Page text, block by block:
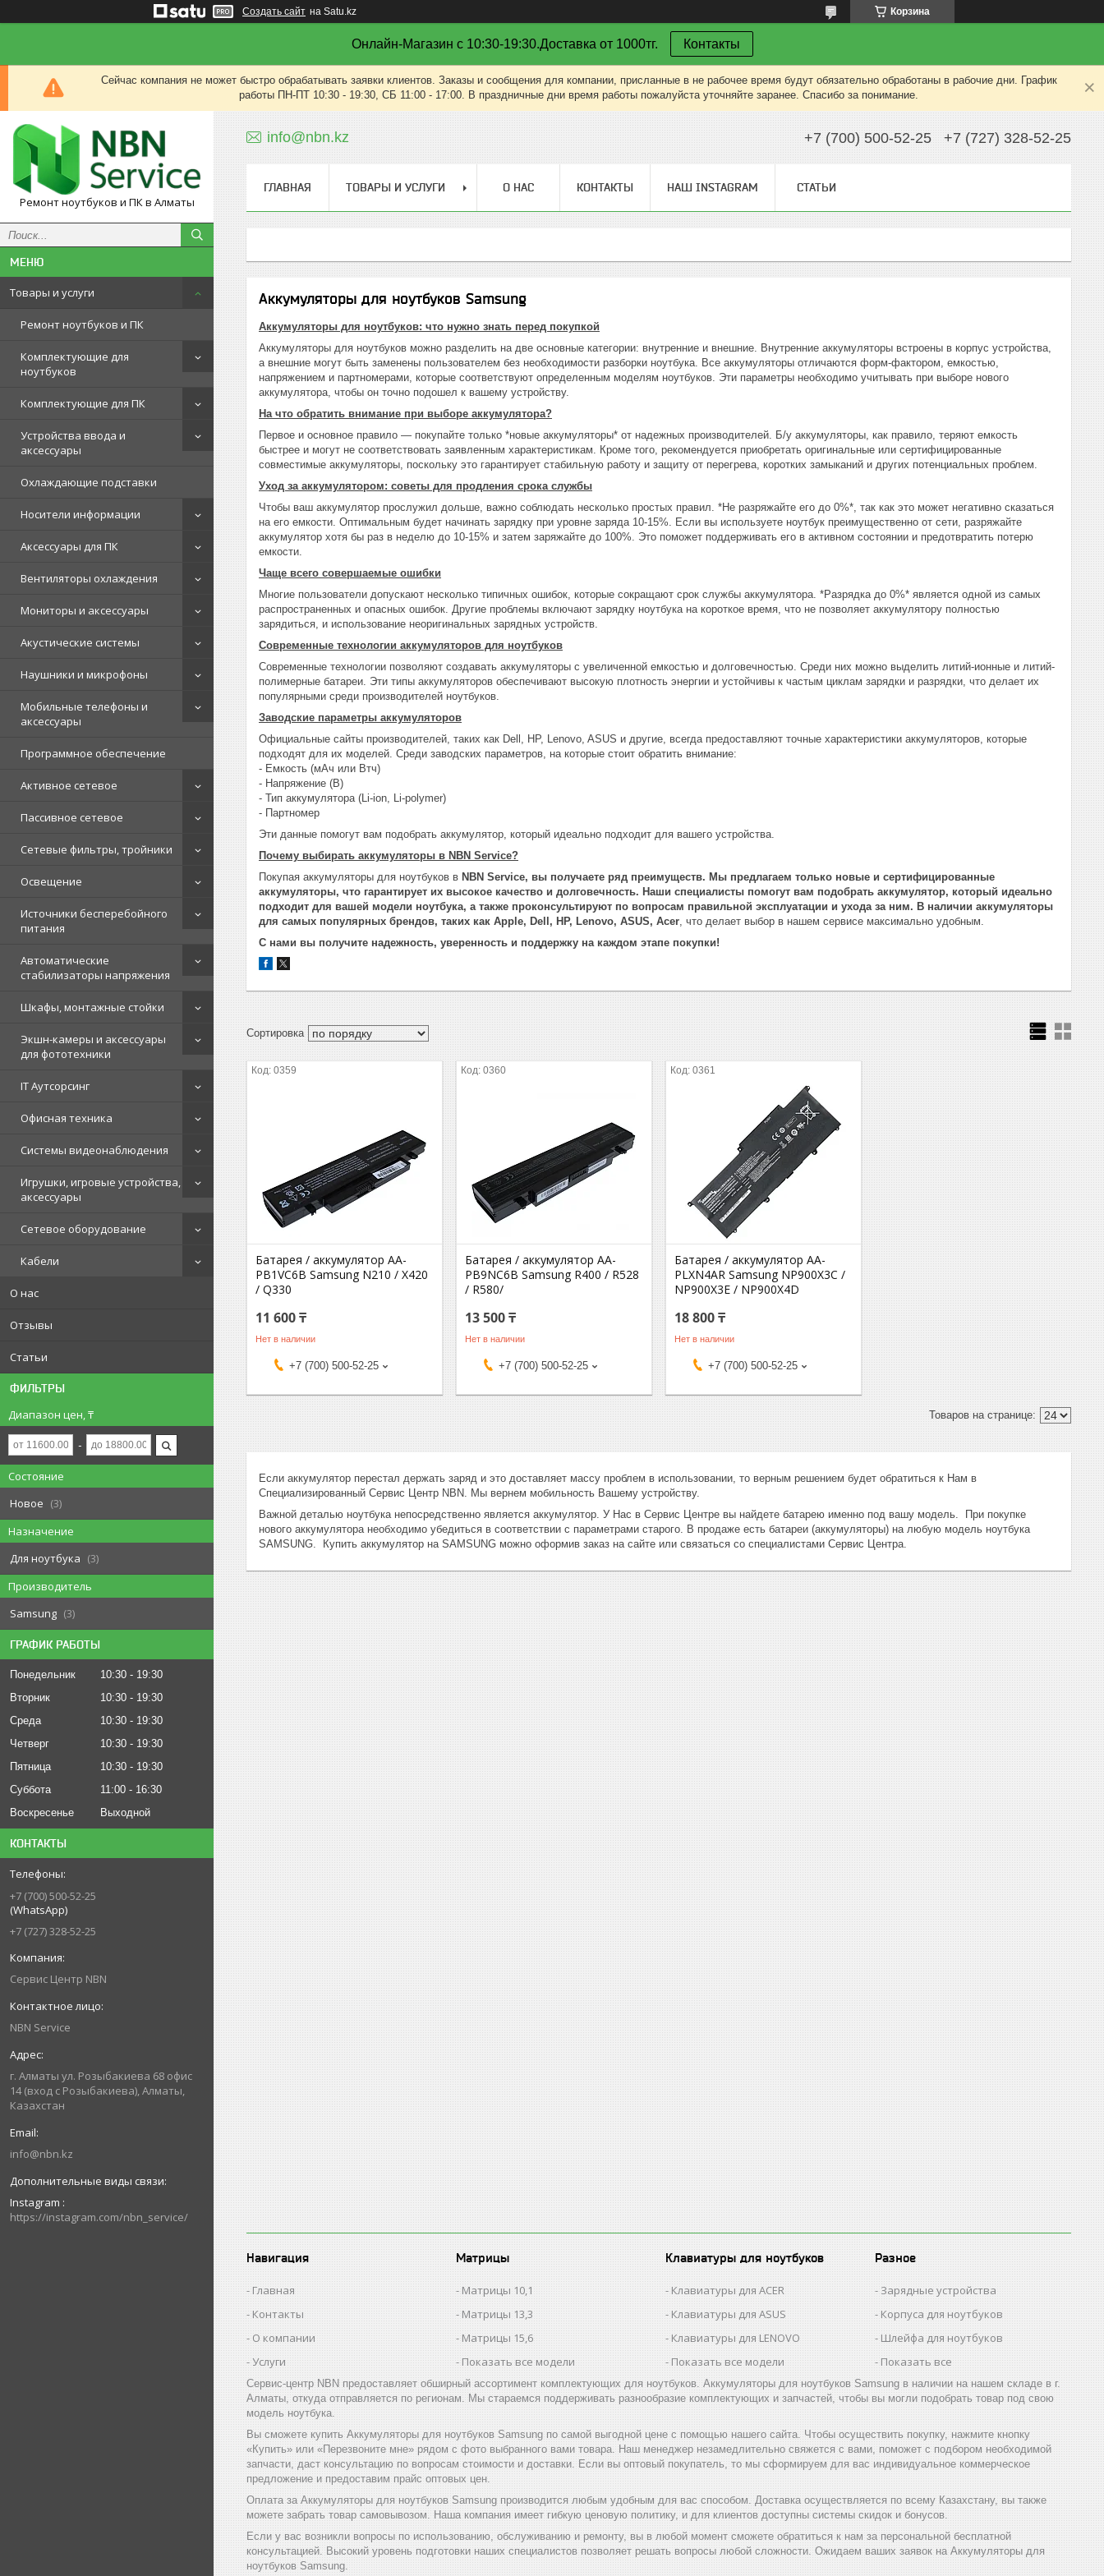
Создать сайт на Satu.kz Корзина
Онлайн-Магазин с 10:30-19:30.Доставка от 1000тг. Контакты
Сейчас компания не может быстро обрабатывать заявки клиентов. Заказы и сообщения для компании, присланные в не рабочее время будут обязательно обработаны в рабочие дни. График
работы ПН-ПТ 10:30 - 19:30, СБ 11:00 - 17:00. В праздничные дни время работы пожалуйста уточняйте заранее. Спасибо за понимание.
Ремонт ноутбуков и ПК в Алматы
Товары и услуги
Ремонт ноутбуков и ПК
Комплектующие для
ноутбуков
Комплектующие для ПК
Устройства ввода и
аксессуары
Охлаждающие подставки
Носители информации
Аксессуары для ПК
Вентиляторы охлаждения
Мониторы и аксессуары
Акустические системы
Наушники и микрофоны
Мобильные телефоны и
аксессуары
Программное обеспечение
Активное сетевое
Пассивное сетевое
Сетевые фильтры, тройники
Освещение
Источники бесперебойного
питания
Автоматические
стабилизаторы напряжения
Шкафы, монтажные стойки
Экшн-камеры и аксессуары
для фототехники
IT Аутсорсинг
Офисная техника
Системы видеонаблюдения
Игрушки, игровые устройства,
аксессуары
Сетевое оборудование
Кабели
О нас
Отзывы
Статьи
ФИЛЬТРЫ
Диапазон цен, ₸
Состояние
Новое
3
Назначение
Для ноутбука
3
Производитель
Samsung
3
ГРАФИК РАБОТЫ
Понедельник 10:30
19:30
Вторник
10:30
19:30
Среда
10:30
19:30
Четверг
10:30
19:30
Пятница
10:30
19:30
Суббота
11:00
16:30
Воскресенье
Выходной
КОНТАКТЫ
+7 (700) 500-52-25
(WhatsApp)
+7 (727) 328-52-25
Сервис Центр NBN
NBN Service
г. Алматы ул. Розыбакиева 68 офис
14 (вход с Розыбакиева), Алматы,
Казахстан
info@nbn.kz
Instagram
https://instagram.com/nbn_service/
info@nbn.kz +7 (700) 500-52-25 +7 (727) 328-52-25
ГЛАВНАЯ ТОВАРЫ И УСЛУГИ О НАС КОНТАКТЫ НАШ INSTAGRAM СТАТЬИ
Аккумуляторы для ноутбуков Samsung
Аккумуляторы для ноутбуков: что нужно знать перед покупкой
Аккумуляторы для ноутбуков можно разделить на две основные категории: внутренние и внешние. Внутренние аккумуляторы встроены в корпус устройства,
а внешние могут быть заменены пользователем без необходимости разборки ноутбука. Все аккумуляторы отличаются форм-фактором, емкостью,
напряжением и партномерами, которые соответствуют определенным моделям ноутбуков. Эти параметры необходимо учитывать при выборе нового
аккумулятора, чтобы он точно подошел к вашему устройству.
На что обратить внимание при выборе аккумулятора?
Первое и основное правило — покупайте только *новые аккумуляторы* от надежных производителей. Б/у аккумуляторы, как правило, теряют емкость
быстрее и могут не соответствовать заявленным характеристикам. Кроме того, рекомендуется приобретать оригинальные или сертифицированные
совместимые аккумуляторы, поскольку это гарантирует стабильную работу и защиту от перегрева, коротких замыканий и других потенциальных проблем.
Уход за аккумулятором: советы для продления срока службы
Чтобы ваш аккумулятор прослужил дольше, важно соблюдать несколько простых правил. *Не разряжайте его до 0%*, так как это может негативно сказаться
на его емкости. Оптимальным будет начинать зарядку при уровне заряда 10-15%. Если вы используете ноутбук преимущественно от сети, разряжайте
аккумулятор хотя бы раз в неделю до 10-15% и затем заряжайте до 100%. Это поможет поддерживать его в активном состоянии и предотвратить потерю
емкости.
Чаще всего совершаемые ошибки
Многие пользователи допускают несколько типичных ошибок, которые сокращают срок службы аккумулятора. *Разрядка до 0%* является одной из самых
распространенных и опасных ошибок. Другие проблемы включают зарядку ноутбука на короткое время, что не позволяет аккумулятору полностью
зарядиться, и использование неоригинальных зарядных устройств.
Современные технологии аккумуляторов для ноутбуков
Современные технологии позволяют создавать аккумуляторы с увеличенной емкостью и долговечностью. Среди них можно выделить литий-ионные и литий-
полимерные батареи. Эти типы аккумуляторов обеспечивают высокую плотность энергии и устойчивы к частым циклам зарядки и разрядки, что делает их
популярными среди производителей ноутбуков.
Заводские параметры аккумуляторов
Официальные сайты производителей, таких как Dell, HP, Lenovo, ASUS и другие, всегда предоставляют точные характеристики аккумуляторов, которые
подходят для их моделей. Среди заводских параметров, на которые стоит обратить внимание:
- Емкость (мАч или Втч)
- Напряжение (В)
- Тип аккумулятора (Li-ion, Li-polymer)
- Партномер
Эти данные помогут вам подобрать аккумулятор, который идеально подходит для вашего устройства.
Почему выбирать аккумуляторы в NBN Service?
Покупая аккумуляторы для ноутбуков в NBN Service, вы получаете ряд преимуществ. Мы предлагаем только новые и сертифицированные
аккумуляторы, что гарантирует их высокое качество и долговечность. Наши специалисты помогут вам подобрать аккумулятор, который идеально
подходит для вашей модели ноутбука, а также проконсультируют по вопросам правильной эксплуатации и ухода за ним. В наличии аккумуляторы
для самых популярных брендов, таких как Apple, Dell, HP, Lenovo, ASUS, Acer, что делает выбор в нашем сервисе максимально удобным.
С нами вы получите надежность, уверенность и поддержку на каждом этапе покупки!
0359
Батарея / аккумулятор AA-
PB1VC6B Samsung N210 / X420
/ Q330
11 600 ₸
Нет в наличии
+7 (700) 500-52-25
0360
Батарея / аккумулятор AA-
PB9NC6B Samsung R400 / R528
/ R580/
13 500 ₸
Нет в наличии
+7 (700) 500-52-25
0361
Батарея / аккумулятор AA-
PLXN4AR Samsung NP900X3C /
NP900X3E / NP900X4D
18 800 ₸
Нет в наличии
+7 (700) 500-52-25
Если аккумулятор перестал держать заряд и это доставляет массу проблем в использовании, то верным решением будет обратиться к Нам в
Специализированный Сервис Центр NBN. Мы вернем мобильность Вашему устройству.
Важной деталью ноутбука непосредственно является аккумулятор. У Нас в Сервис Центре вы найдете батарею именно под вашу модель.
При покупке
нового аккумулятора необходимо убедиться в соответствии с параметрами старого. В продаже есть батареи (аккумуляторы) на любую модель ноутбука
SAMSUNG. Купить аккумулятор на SAMSUNG можно оформив заказ на сайте или связаться со специалистами Сервис Центра.
Навигация
Главная
Контакты
О компании
Услуги
Матрицы
Матрицы 10,1
Матрицы 13,3
Матрицы 15,6
Показать все модели
Клавиатуры для ноутбуков
Клавиатуры для ACER
Клавиатуры для ASUS
Клавиатуры для LENOVO
Показать все модели
Разное
Зарядные устройства
Корпуса для ноутбуков
Шлейфа для ноутбуков
Показать все
Сервис-центр NBN предоставляет обширный ассортимент комплектующих для ноутбуков. Аккумуляторы для ноутбуков Samsung в наличии на нашем складе в г.
Алматы, откуда отправляется по регионам. Мы стараемся поддерживать разнообразие комплектующих и запчастей, чтобы вы могли подобрать товар под свою
модель ноутбука.
Вы сможете купить Аккумуляторы для ноутбуков Samsung по самой выгодной цене с помощью нашего сайта. Чтобы осуществить покупку, нажмите кнопку
«Купить» или «Перезвоните мне» рядом с фото выбранного вами товара. Наш менеджер незамедлительно свяжется с вами, поможет с подбором необходимой
запчасти, даст консультацию по вопросам стоимости и доставки. Если вы оптовый покупатель, то мы сформируем для вас индивидуальное коммерческое
предложение и предоставим прайс оптовых цен.
Оплата за Аккумуляторы для ноутбуков Samsung производится любым удобным для вас способом. Доставка осуществляется по всему Казахстану, вы также
можете забрать товар самовывозом. Наша компания имеет гибкую ценовую политику, и для клиентов доступны системы скидок и бонусов.
Если у вас возникли вопросы по использованию, обслуживанию и ремонту, вы в любой момент сможете обратиться к нам за персональной бесплатной
консультацией. Высокий уровень подготовки наших специалистов позволяет решать вопросы любой сложности. Ожидаем ваших заявок на Аккумуляторы для
ноутбуков Samsung.